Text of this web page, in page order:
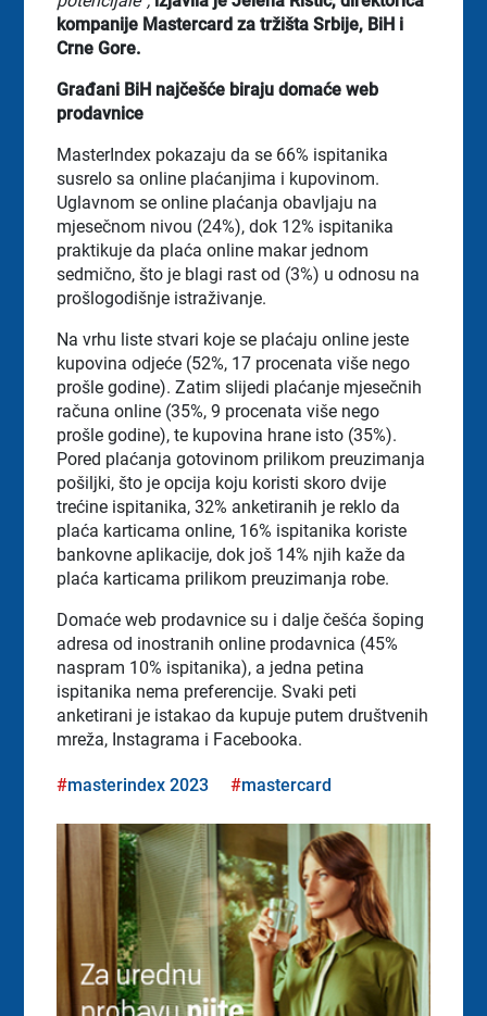
kompanije Mastercard za tržišta Srbije, BiH i
Crne Gore.
Građani BiH najčešće biraju domaće web
prodavnice
MasterIndex pokazaju da se 66% ispitanika
susrelo sa online plaćanjima i kupovinom.
Uglavnom se online plaćanja obavljaju na
mjesečnom nivou (24%), dok 12% ispitanika
praktikuje da plaća online makar jednom
sedmično, što je blagi rast od (3%) u odnosu na
prošlogodišnje istraživanje.
Na vrhu liste stvari koje se plaćaju online jeste
kupovina odjeće (52%, 17 procenata više nego
prošle godine). Zatim slijedi plaćanje mjesečnih
računa online (35%, 9 procenata više nego
prošle godine), te kupovina hrane isto (35%).
Pored plaćanja gotovinom prilikom preuzimanja
pošiljki, što je opcija koju koristi skoro dvije
trećine ispitanika, 32% anketiranih je reklo da
plaća karticama online, 16% ispitanika koriste
bankovne aplikacije, dok još 14% njih kaže da
plaća karticama prilikom preuzimanja robe.
Domaće web prodavnice su i dalje češća šoping
adresa od inostranih online prodavnica (45%
naspram 10% ispitanika), a jedna petina
ispitanika nema preferencije. Svaki peti
anketirani je istakao da kupuje putem društvenih
mreža, Instagrama i Facebooka.
masterindex 2023 mastercard